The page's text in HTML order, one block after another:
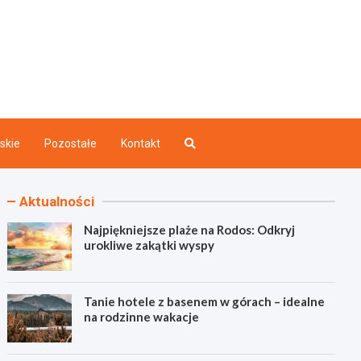
Pozostałe Kontakt
Aktualności
Najpiękniejsze plaże na Rodos: Odkryj
urokliwe zakątki wyspy
Tanie hotele z basenem w górach – idealne
na rodzinne wakacje